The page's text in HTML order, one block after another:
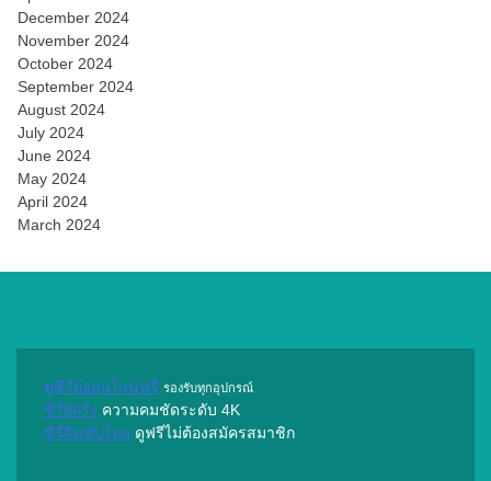
December 2024
November 2024
October 2024
September 2024
August 2024
July 2024
June 2024
May 2024
April 2024
March 2024
ดูซีรีย์ออนไลน์ฟรี รองรับทุกอุปกรณ์
ซีรี่ย์ฝรั่ง ความคมชัดระดับ 4K
ซีรี่จีนซับไทย ดูฟรีไม่ต้องสมัครสมาชิก